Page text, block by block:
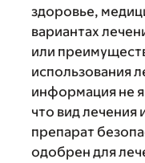
здоровье,
вариантах
или
использования
информация не
что вид лечения
препарат
одобрен для